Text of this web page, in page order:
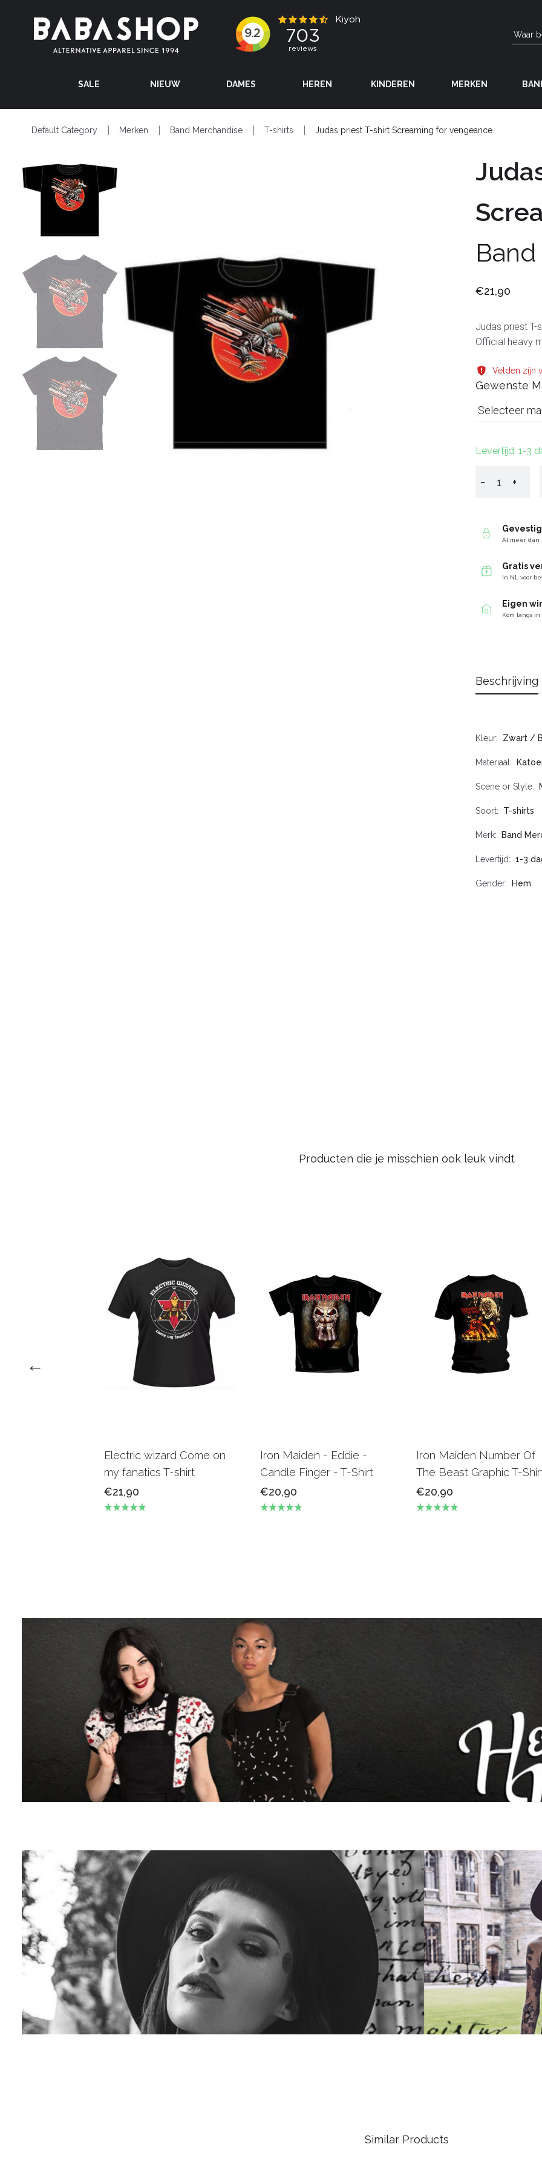
SALE NIEUW DAMES HEREN KINDEREN MERKEN
Default Category Merken Band Merchandise T-shirts Judas priest T-shirt Screaming for vengeance
€21,90
Judas priest
Official heavy
Velden zijn
Gewenste
Selecteer
Levertijd: 1-3
− +
Al meer dan
Gratis
In NL voor
Eigen
Kom langs
Beschrijving
Kleur Zwart /
Materiaal
Scene or Style
Soort T-shirts
Merk Band
Levertijd 1-3
Gender Hem
Producten die je misschien ook leuk vindt
Electric wizard Come on
my fanatics T-shirt
€21,90
Iron Maiden - Eddie -
Candle Finger - T-Shirt
€20,90
Iron Maiden Number Of
The Beast Graphic T-
€20,90
Similar Products